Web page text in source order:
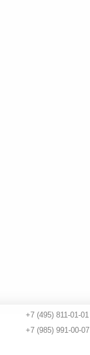
+7 (495) 811-01-01
+7 (985) 991-00-07